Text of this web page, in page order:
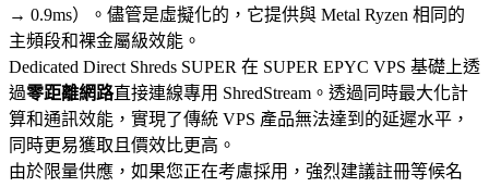
→ 0.9ms）。儘管是虛擬化的，它提供與 Metal Ryzen 相同的
主頻段和裸金屬級效能。
Dedicated Direct Shreds SUPER 在 SUPER EPYC VPS 基礎上透
過零距離網路直接連線專用 ShredStream。透過同時最大化計
算和通訊效能，實現了傳統 VPS 產品無法達到的延遲水平，
同時更易獲取且價效比更高。
由於限量供應，如果您正在考慮採用，強烈建議註冊等候名